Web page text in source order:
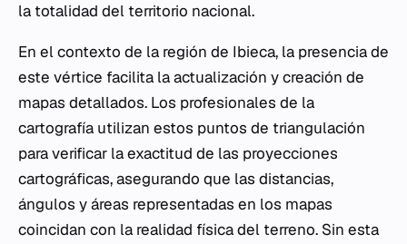
la totalidad del territorio nacional.
En el contexto de la región de Ibieca, la presencia de
este vértice facilita la actualización y creación de
mapas detallados. Los profesionales de la
cartografía utilizan estos puntos de triangulación
para verificar la exactitud de las proyecciones
cartográficas, asegurando que las distancias,
ángulos y áreas representadas en los mapas
coincidan con la realidad física del terreno. Sin esta